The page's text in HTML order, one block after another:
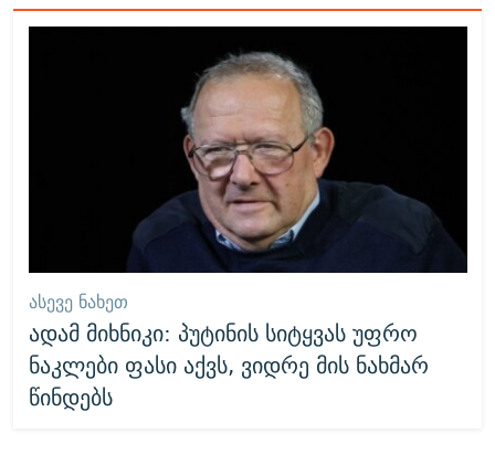
ᲐᲡᲔᲕᲔ ᲜᲐᲮᲔᲗ
ადამ მიხნიკი: პუტინის სიტყვას უფრო
ნაკლები ფასი აქვს, ვიდრე მის ნახმარ
წინდებს